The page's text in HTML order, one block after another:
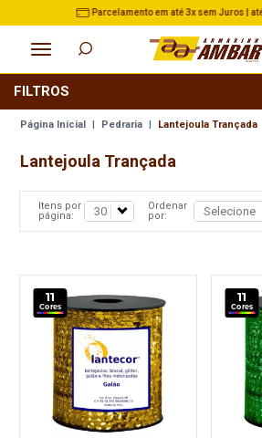
Página Inicial | Pedraria | Lantejoula Trançada
FILTROS
Lantejoula Trançada
Itens por
página:
Ordenar
por:
11
Cores
11
Cores